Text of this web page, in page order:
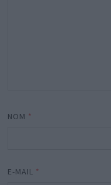
NOM *
E-MAIL *